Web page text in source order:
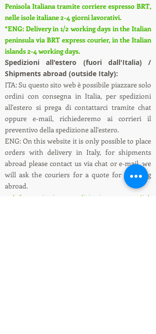
Penisola Italiana tramite corriere espresso BRT,
nelle isole italiane 2-4 giorni lavorativi.
*ENG: Delivery in 1/2 working days in the Italian
peninsula via BRT express courier, in the Italian
islands 2-4 working days.
Spedizioni all'estero (fuori dall'Italia) /
Shipments abroad (outside Italy):
ITA: Su questo sito web è possibile piazzare solo
ordini con consegna in Italia, per spedizioni
all'estero si prega di contattarci tramite chat
oppure e-mail, richiederemo ai corrieri il
preventivo della spedizione all'estero.
ENG: On this website it is only possible to place
orders with delivery in Italy, for shipments
abroad please contact us via chat or e-mail, we
will ask the couriers for a quote for shipping
abroad.
Informazioni su spedizioni e pagamenti /